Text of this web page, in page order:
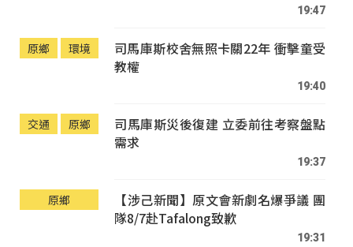
19:47
原鄉 環境
司馬庫斯校舍無照卡關22年 衝擊童受
教權
19:40
交通 原鄉
司馬庫斯災後復建 立委前往考察盤點
需求
19:37
原鄉
【涉己新聞】原文會新劇名爆爭議 團
隊8/7赴Tafalong致歉
19:31